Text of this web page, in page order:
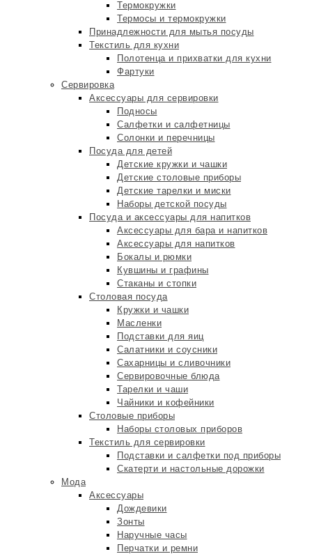
Термокружки
Термосы и термокружки
Принадлежности для мытья посуды
Текстиль для кухни
Полотенца и прихватки для кухни
Фартуки
Сервировка
Аксессуары для сервировки
Подносы
Салфетки и салфетницы
Солонки и перечницы
Посуда для детей
Детские кружки и чашки
Детские столовые приборы
Детские тарелки и миски
Наборы детской посуды
Посуда и аксессуары для напитков
Аксессуары для бара и напитков
Аксессуары для напитков
Бокалы и рюмки
Кувшины и графины
Стаканы и стопки
Столовая посуда
Кружки и чашки
Масленки
Подставки для яиц
Салатники и соусники
Сахарницы и сливочники
Сервировочные блюда
Тарелки и чаши
Чайники и кофейники
Столовые приборы
Наборы столовых приборов
Текстиль для сервировки
Подставки и салфетки под приборы
Скатерти и настольные дорожки
Мода
Аксессуары
Дождевики
Зонты
Наручные часы
Перчатки и ремни